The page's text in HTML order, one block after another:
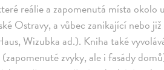
reálie a zapomenutá místa
Ostravy, a vůbec zanikající nebo
Wizubka ad.). Kniha také
zvyky, ale i fasády